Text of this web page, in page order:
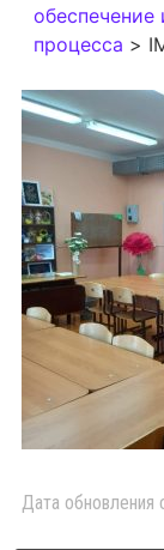
обеспечение
процесса >
Дата обновления